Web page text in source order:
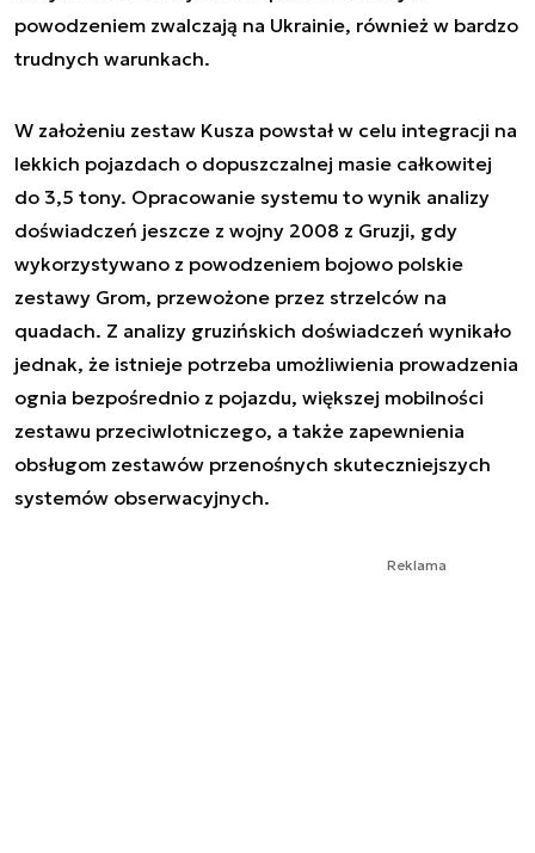
powodzeniem zwalczają na Ukrainie, również w bardzo
trudnych warunkach.
W założeniu zestaw Kusza powstał w celu integracji na
lekkich pojazdach o dopuszczalnej masie całkowitej
do 3,5 tony. Opracowanie systemu to wynik analizy
doświadczeń jeszcze z wojny 2008 z Gruzji, gdy
wykorzystywano z powodzeniem bojowo polskie
zestawy Grom, przewożone przez strzelców na
quadach. Z analizy gruzińskich doświadczeń wynikało
jednak, że istnieje potrzeba umożliwienia prowadzenia
ognia bezpośrednio z pojazdu, większej mobilności
zestawu przeciwlotniczego, a także zapewnienia
obsługom zestawów przenośnych skuteczniejszych
systemów obserwacyjnych.
Reklama